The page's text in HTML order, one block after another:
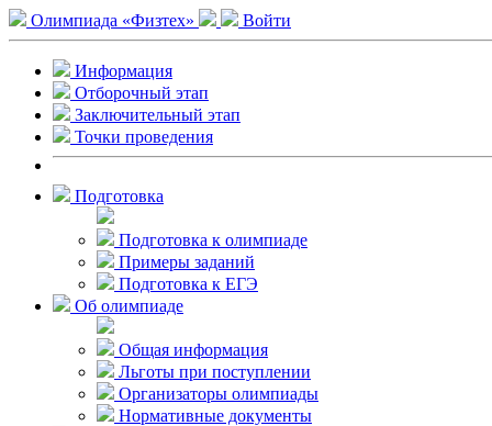
Олимпиада «Физтех» Войти
Информация
Отборочный этап
Заключительный этап
Точки проведения
Подготовка
Подготовка к олимпиаде
Примеры заданий
Подготовка к ЕГЭ
Об олимпиаде
Общая информация
Льготы при поступлении
Организаторы олимпиады
Нормативные документы